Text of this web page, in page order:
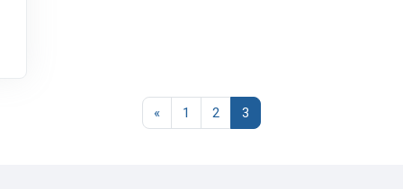
«Trang trước
1 Trang 1
2Trang 2
3Trang 3